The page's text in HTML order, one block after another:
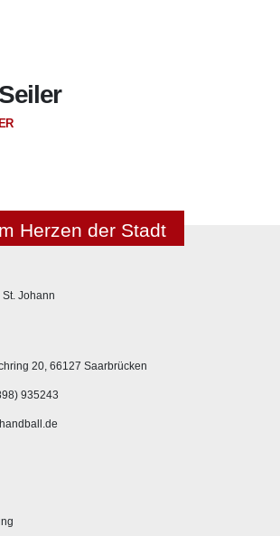
Herzen der Stadt
Johann
20, 66127 Saarbrücken
935243